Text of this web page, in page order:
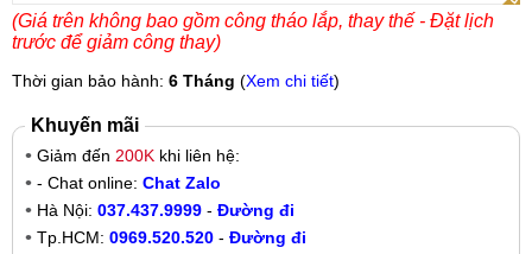
(Giá trên không bao gồm công tháo lắp, thay thế - Đặt lịch
trước để giảm công thay)
Thời gian bảo hành: 6 Tháng (Xem chi tiết)
Khuyến mãi
Giảm đến 200K khi liên hệ:
- Chat online: Chat Zalo
Hà Nội: 037.437.9999 - Đường đi
Tp.HCM: 0969.520.520 - Đường đi